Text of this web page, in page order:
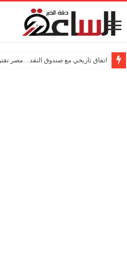
اتفاق تاريخي مع صندوق النقد…مصر تقترب من صرف 2.7 مليار دولار
درجات الحرارة اليوم في مصر… أجواء